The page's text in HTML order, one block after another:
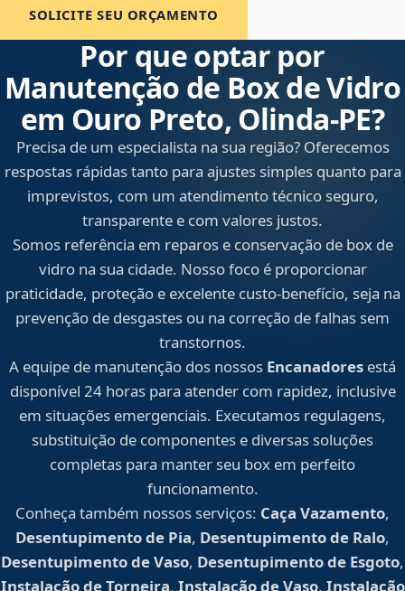
SOLICITE SEU ORÇAMENTO
Por que optar por
Manutenção de Box de Vidro
em Ouro Preto, Olinda‑PE?
Precisa de um especialista na sua região? Oferecemos
respostas rápidas tanto para ajustes simples quanto para
imprevistos, com um atendimento técnico seguro,
transparente e com valores justos.
Somos referência em reparos e conservação de box de
vidro na sua cidade. Nosso foco é proporcionar
praticidade, proteção e excelente custo-benefício, seja na
prevenção de desgastes ou na correção de falhas sem
transtornos.
A equipe de manutenção dos nossos Encanadores está
disponível 24 horas para atender com rapidez, inclusive
em situações emergenciais. Executamos regulagens,
substituição de componentes e diversas soluções
completas para manter seu box em perfeito
funcionamento.
Conheça também nossos serviços: Caça Vazamento,
Desentupimento de Pia, Desentupimento de Ralo,
Desentupimento de Vaso, Desentupimento de Esgoto,
Instalação de Torneira, Instalação de Vaso, Instalação